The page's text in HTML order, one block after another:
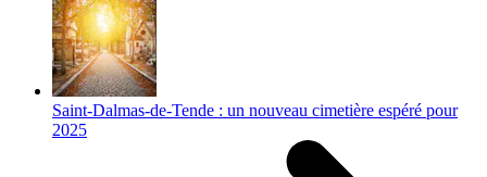
Saint-Dalmas-de-Tende : un nouveau cimetière espéré pour
2025